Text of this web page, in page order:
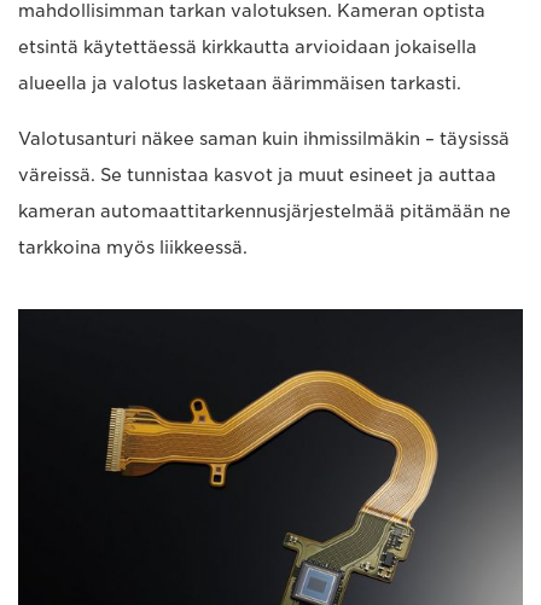
mahdollisimman tarkan valotuksen. Kameran optista
etsintä käytettäessä kirkkautta arvioidaan jokaisella
alueella ja valotus lasketaan äärimmäisen tarkasti.
Valotusanturi näkee saman kuin ihmissilmäkin – täysissä
väreissä. Se tunnistaa kasvot ja muut esineet ja auttaa
kameran automaattitarkennusjärjestelmää pitämään ne
tarkkoina myös liikkeessä.